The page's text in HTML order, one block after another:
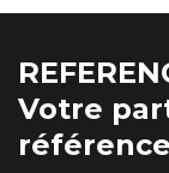
Votre